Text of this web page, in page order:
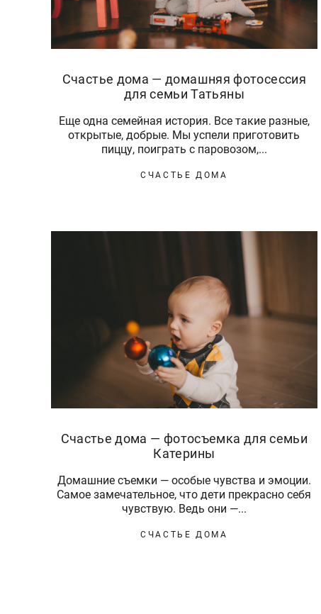
Счастье дома — домашняя фотосессия
для семьи Татьяны
Еще одна семейная история. Все такие разные,
открытые, добрые. Мы успели приготовить
пиццу, поиграть с паровозом,...
СЧАСТЬЕ ДОМА
Счастье дома — фотосъемка для семьи
Катерины
Домашние съемки — особые чувства и эмоции.
Самое замечательное, что дети прекрасно себя
чувствую. Ведь они —...
СЧАСТЬЕ ДОМА